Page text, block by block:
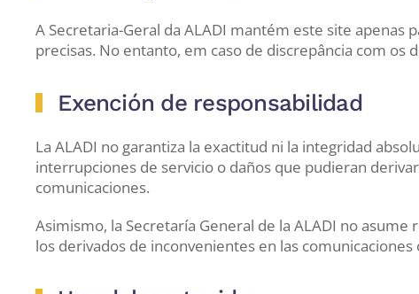
A Secretaria-Geral da ALADI mantém este site
precisas. No entanto, em caso de discrepância com
Exención de responsabilidad
La ALADI no garantiza la exactitud ni la integridad
interrupciones de servicio o daños que pudieran
comunicaciones.
Asimismo, la Secretaría General de la ALADI no
los derivados de inconvenientes en las